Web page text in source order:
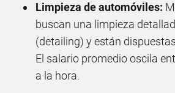
Limpieza de automóviles:
buscan una limpieza
(detailing) y están
El salario promedio oscila
a la hora.